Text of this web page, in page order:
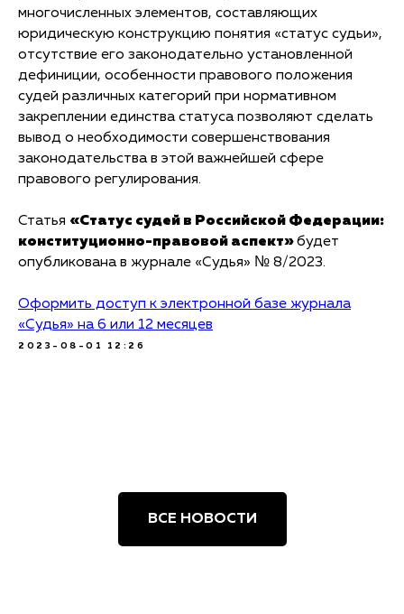
многочисленных элементов, составляющих
юридическую конструкцию понятия «статус судьи»,
отсутствие его законодательно установленной
дефиниции, особенности правового положения
судей различных категорий при нормативном
закреплении единства статуса позволяют сделать
вывод о необходимости совершенствования
законодательства в этой важнейшей сфере
правового регулирования.
Статья «Статус судей в Российской Федерации:
конституционно-правовой аспект»будет
опубликована в журнале «Судья» № 8/2023.
Оформить доступ к электронной базе журнала
«Судья» на 6 или 12 месяцев
2023-08-01 12:26
ВСЕ НОВОСТИ